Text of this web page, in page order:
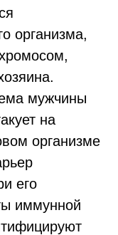
организма,
мужчины
на
организме
его
иммунной